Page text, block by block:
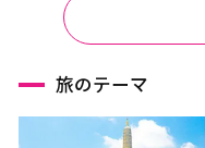
プーケット
旅のテーマ